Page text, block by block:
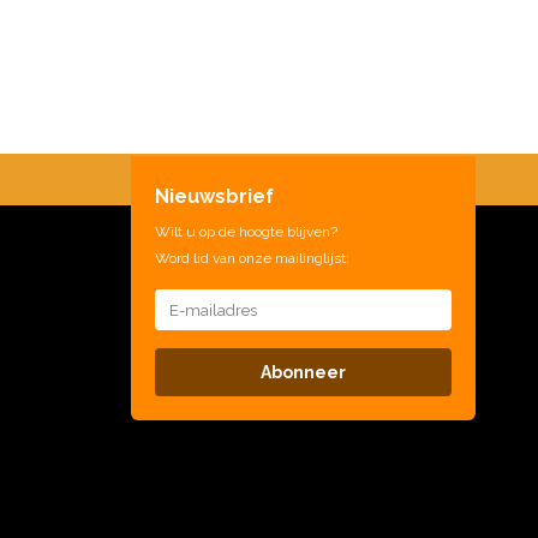
Nieuwsbrief
Wilt u op de hoogte blijven?
Word lid van onze mailinglijst:
Abonneer